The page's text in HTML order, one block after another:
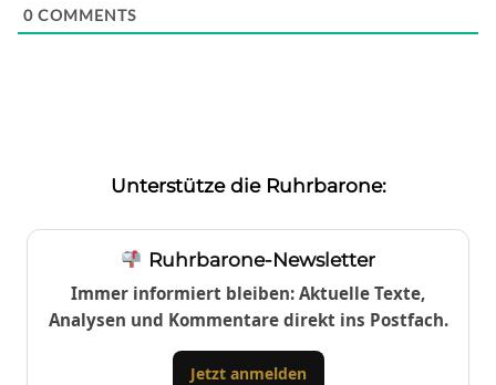
0 COMMENTS
Unterstütze die Ruhrbarone:
Ruhrbarone-Newsletter
Immer informiert bleiben: Aktuelle Texte,
Analysen und Kommentare direkt ins Postfach.
Jetzt anmelden